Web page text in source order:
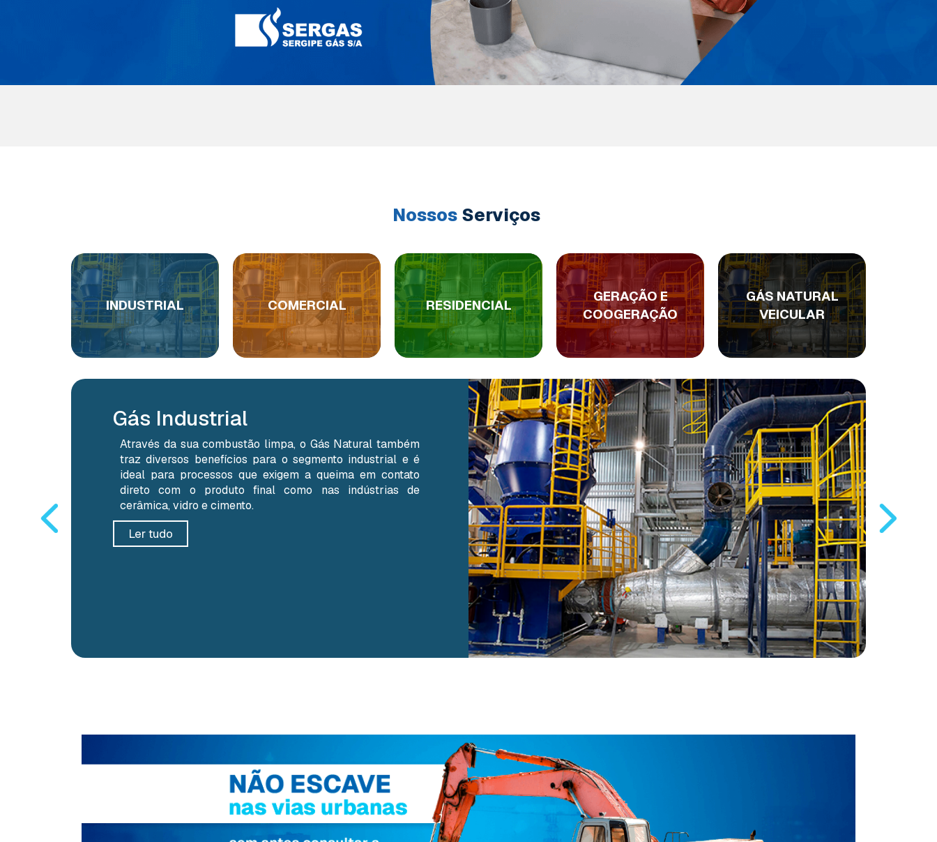
Nossos Serviços
INDUSTRIAL COMERCIAL RESIDENCIAL
GERAÇÃO E
COOGERAÇÃO
GÁS NATURAL
VEICULAR
Gás Industrial
Através da sua combustão limpa, o Gás Natural também
traz diversos benefícios para o segmento industrial e é
ideal para processos que exigem a queima em contato
direto com o produto final como nas indústrias de
cerâmica, vidro e cimento.
Ler tudo